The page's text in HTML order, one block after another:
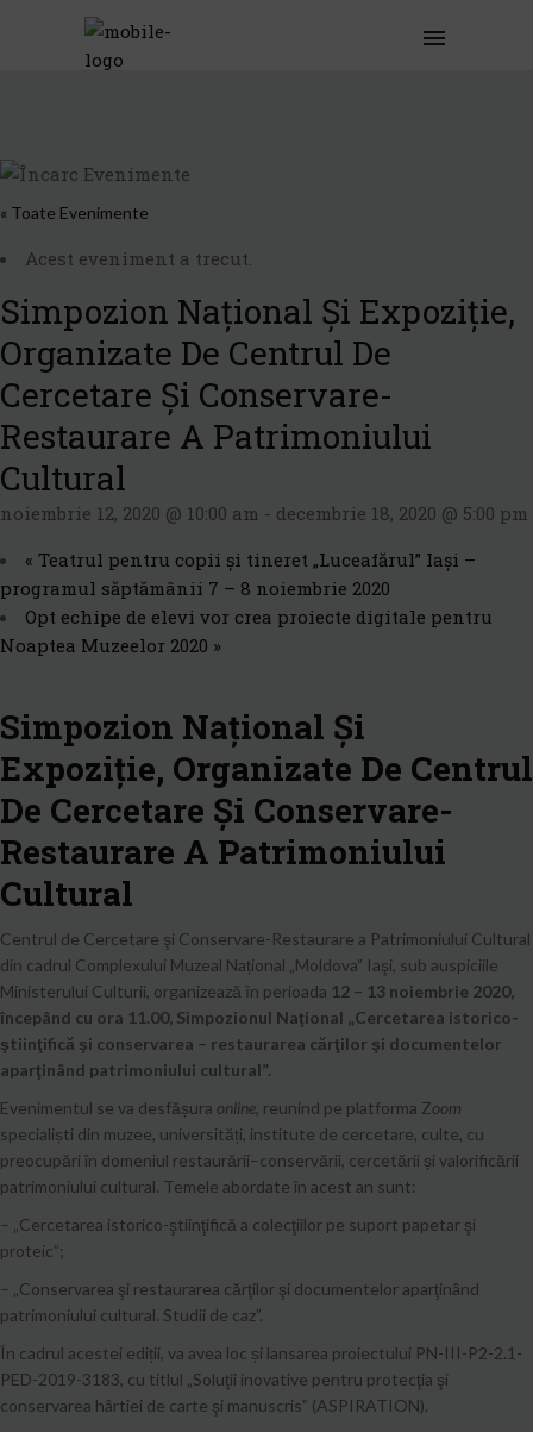
« Toate Evenimente
Acest eveniment a trecut.
Simpozion Naţional Și Expoziție,
Organizate De Centrul De
Cercetare Şi Conservare-
Restaurare A Patrimoniului
Cultural
noiembrie 12, 2020 @ 10:00 am - decembrie 18, 2020 @ 5:00 pm
« Teatrul pentru copii și tineret „Luceafărul” Iași –
programul săptămânii 7 – 8 noiembrie 2020
Opt echipe de elevi vor crea proiecte digitale pentru
Noaptea Muzeelor 2020 »
Simpozion Naţional Și
Expoziție, Organizate De Centrul
De Cercetare Şi Conservare-
Restaurare A Patrimoniului
Cultural
Centrul de Cercetare şi Conservare-Restaurare a Patrimoniului Cultural
din cadrul Complexului Muzeal Național „Moldova” Iaşi, sub auspiciile
Ministerului Culturii, organizează ȋn perioada 12 – 13 noiembrie 2020,
începând cu ora 11.00, Simpozionul Naţional „Cercetarea istorico-
ştiinţifică şi conservarea – restaurarea cărţilor şi documentelor
aparţinând patrimoniului cultural”.
Evenimentul se va desfășura online, reunind pe platforma Zoom
specialiști din muzee, universități, institute de cercetare, culte, cu
preocupări în domeniul restaurării–conservării, cercetării și valorificării
patrimoniului cultural. Temele abordate în acest an sunt:
– „Cercetarea istorico-ştiinţifică a colecţiilor pe suport papetar şi
proteic”;
– „Conservarea şi restaurarea cărţilor şi documentelor aparţinând
patrimoniului cultural. Studii de caz”.
În cadrul acestei ediții, va avea loc și lansarea proiectului PN-III-P2-2.1-
PED-2019-3183, cu titlul „Soluţii inovative pentru protecţia şi
conservarea hârtiei de carte şi manuscris” (ASPIRATION).